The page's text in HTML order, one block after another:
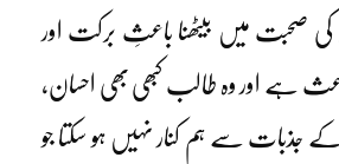
کی صحبت میں بیٹھنا باعثِ برکت اور
ہے اور وہ طالب کبھی بھی احسان،
کے جذبات سے ہم کنار نہیں ہو سکتا جو